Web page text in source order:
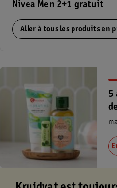
Nivea Men 2+1 gratuit
Aller à tous les produits en
5